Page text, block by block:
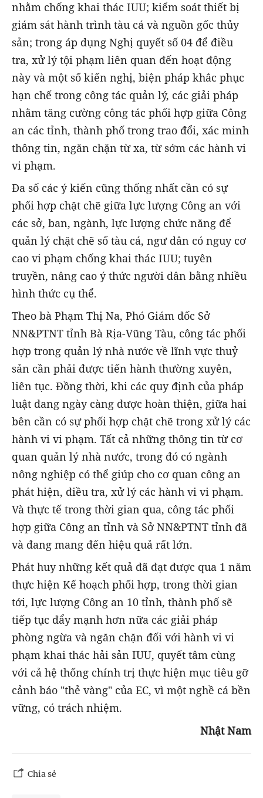
nhằm chống khai thác IUU; kiểm soát thiết bị
giám sát hành trình tàu cá và nguồn gốc thủy
sản; trong áp dụng Nghị quyết số 04 để điều
tra, xử lý tội phạm liên quan đến hoạt động
này và một số kiến nghị, biện pháp khắc phục
hạn chế trong công tác quản lý, các giải pháp
nhằm tăng cường công tác phối hợp giữa Công
an các tỉnh, thành phố trong trao đổi, xác minh
thông tin, ngăn chặn từ xa, từ sớm các hành vi
vi phạm.
Đa số các ý kiến cũng thống nhất cần có sự
phối hợp chặt chẽ giữa lực lượng Công an với
các sở, ban, ngành, lực lượng chức năng để
quản lý chặt chẽ số tàu cá, ngư dân có nguy cơ
cao vi phạm chống khai thác IUU; tuyên
truyền, nâng cao ý thức người dân bằng nhiều
hình thức cụ thể.
Theo bà Phạm Thị Na, Phó Giám đốc Sở
NN&PTNT tỉnh Bà Rịa-Vũng Tàu, công tác phối
hợp trong quản lý nhà nước về lĩnh vực thuỷ
sản cần phải được tiến hành thường xuyên,
liên tục. Đồng thời, khi các quy định của pháp
luật đang ngày càng được hoàn thiện, giữa hai
bên cần có sự phối hợp chặt chẽ trong xử lý các
hành vi vi phạm. Tất cả những thông tin từ cơ
quan quản lý nhà nước, trong đó có ngành
nông nghiệp có thể giúp cho cơ quan công an
phát hiện, điều tra, xử lý các hành vi vi phạm.
Và thực tế trong thời gian qua, công tác phối
hợp giữa Công an tỉnh và Sở NN&PTNT tỉnh đã
và đang mang đến hiệu quả rất lớn.
Phát huy những kết quả đã đạt được qua 1 năm
thực hiện Kế hoạch phối hợp, trong thời gian
tới, lực lượng Công an 10 tỉnh, thành phố sẽ
tiếp tục đẩy mạnh hơn nữa các giải pháp
phòng ngừa và ngăn chặn đối với hành vi vi
phạm khai thác hải sản IUU, quyết tâm cùng
với cả hệ thống chính trị thực hiện mục tiêu gỡ
cảnh báo "thẻ vàng" của EC, vì một nghề cá bền
vững, có trách nhiệm.
Nhật Nam
Chia sẻ